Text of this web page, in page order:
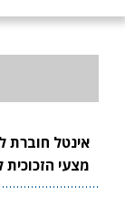
אינטל חוברת
מצעי